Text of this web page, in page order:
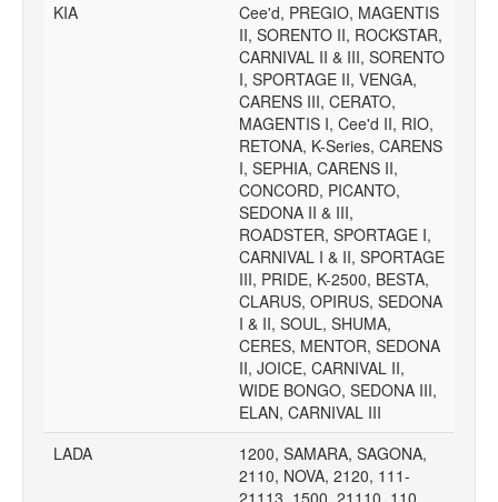
KIA
Cee'd, PREGIO, MAGENTIS
II, SORENTO II, ROCKSTAR,
CARNIVAL II & III, SORENTO
I, SPORTAGE II, VENGA,
CARENS III, CERATO,
MAGENTIS I, Cee'd II, RIO,
RETONA, K-Series, CARENS
I, SEPHIA, CARENS II,
CONCORD, PICANTO,
SEDONA II & III,
ROADSTER, SPORTAGE I,
CARNIVAL I & II, SPORTAGE
III, PRIDE, K-2500, BESTA,
CLARUS, OPIRUS, SEDONA
I & II, SOUL, SHUMA,
CERES, MENTOR, SEDONA
II, JOICE, CARNIVAL II,
WIDE BONGO, SEDONA III,
ELAN, CARNIVAL III
LADA
1200, SAMARA, SAGONA,
2110, NOVA, 2120, 111-
21113, 1500, 21110, 110,